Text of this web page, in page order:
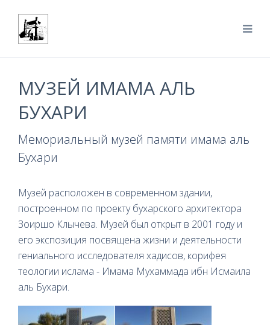
МУЗЕЙ ИМАМА АЛЬ
БУХАРИ
Мемориальный музей памяти имама аль
Бухари
Музей расположен в современном здании,
построенном по проекту бухарского архитектора
Зоиршо Клычева. Музей был открыт в 2001 году и
его экспозиция посвящена жизни и деятельности
гениального исследователя хадисов, корифея
теологии ислама - Имама Мухаммада ибн Исмаила
аль Бухари.